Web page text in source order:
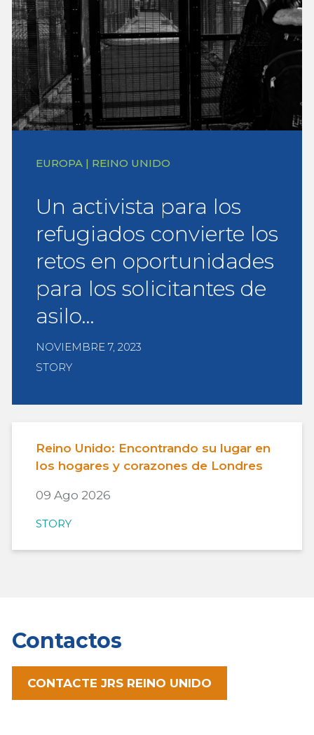
EUROPA | REINO UNIDO
Un activista para los
refugiados convierte los
retos en oportunidades
para los solicitantes de
asilo…
NOVIEMBRE 7, 2023
STORY
Reino Unido: Encontrando su lugar en
los hogares y corazones de Londres
09 Ago 2026
STORY
Contactos
CONTACTE JRS REINO UNIDO